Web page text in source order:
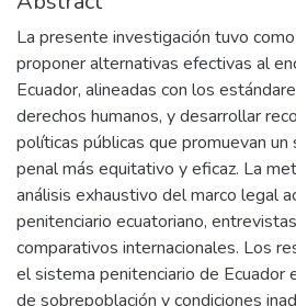
La presente investigación tuvo
proponer alternativas efectivas al
Ecuador, alineadas con los
derechos humanos, y desarrollar
políticas públicas que promuevan
penal más equitativo y eficaz. La
análisis exhaustivo del marco legal
penitenciario ecuatoriano,
comparativos internacionales. Los
el sistema penitenciario de Ecuador
de sobrepoblación y condiciones